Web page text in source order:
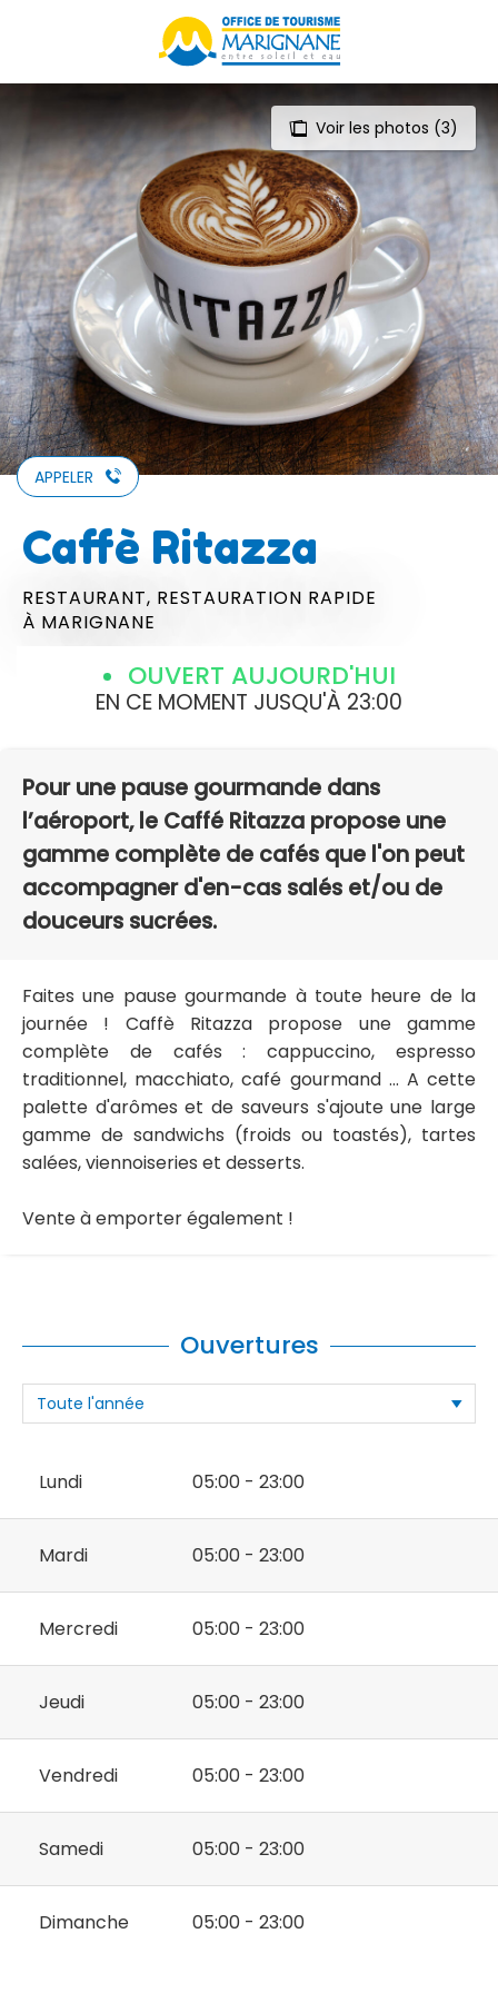
Voir les photos (3)
APPELER
Caffè Ritazza
RESTAURANT, RESTAURATION RAPIDE
À MARIGNANE
OUVERT AUJOURD'HUI
EN CE MOMENT JUSQU'À 23:00
Pour une pause gourmande dans
l’aéroport, le Caffé Ritazza propose une
gamme complète de cafés que l'on peut
accompagner d'en-cas salés et/ou de
douceurs sucrées.
Faites une pause gourmande à toute heure de la
journée ! Caffè Ritazza propose une gamme
complète de cafés : cappuccino, espresso
traditionnel, macchiato, café gourmand ... A cette
palette d'arômes et de saveurs s'ajoute une large
gamme de sandwichs (froids ou toastés), tartes
salées, viennoiseries et desserts.
Vente à emporter également !
Ouvertures
Lundi 05:00 - 23:00
Mardi 05:00 - 23:00
Mercredi 05:00 - 23:00
Jeudi 05:00 - 23:00
Vendredi 05:00 - 23:00
Samedi 05:00 - 23:00
Dimanche 05:00 - 23:00